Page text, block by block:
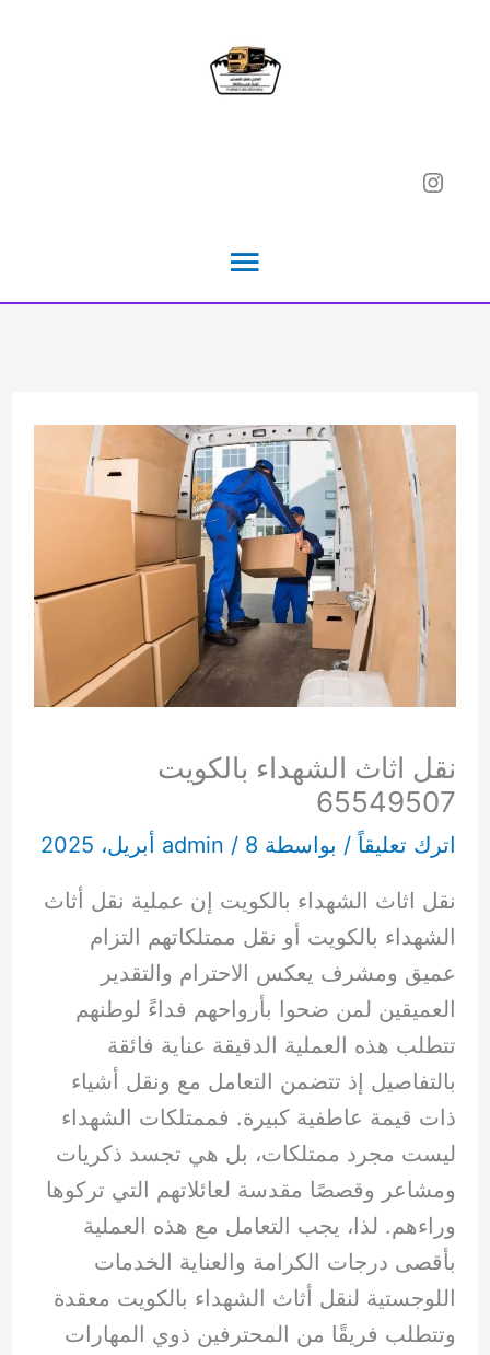
القائمة
Instagram
نقل اثاث الشهداء بالكويت
65549507
اترك تعليقاً / بواسطة admin / 8 أبريل، 2025
نقل اثاث الشهداء بالكويت إن عملية نقل أثاث
الشهداء بالكويت أو نقل ممتلكاتهم التزام
عميق ومشرف يعكس الاحترام والتقدير
العميقين لمن ضحوا بأرواحهم فداءً لوطنهم
تتطلب هذه العملية الدقيقة عناية فائقة
بالتفاصيل إذ تتضمن التعامل مع ونقل أشياء
ذات قيمة عاطفية كبيرة. فممتلكات الشهداء
ليست مجرد ممتلكات، بل هي تجسد ذكريات
ومشاعر وقصصًا مقدسة لعائلاتهم التي تركوها
وراءهم. لذا، يجب التعامل مع هذه العملية
بأقصى درجات الكرامة والعناية الخدمات
اللوجستية لنقل أثاث الشهداء بالكويت معقدة
وتتطلب فريقًا من المحترفين ذوي المهارات